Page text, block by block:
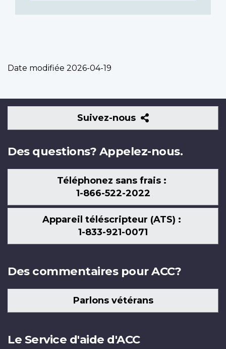
Date modifiée 2026-04-19
Suivez-nous
Suivez-
nous
Des questions? Appelez-nous.
Téléphonez sans frais :
1-866-522-2022
Appareil téléscripteur (ATS) :
1-833-921-0071
Des commentaires pour ACC?
Parlons vétérans
Le Service d'aide d'ACC